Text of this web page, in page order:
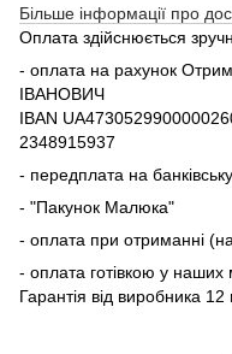
Більше інформації про
Оплата здійснюється
- оплата на рахунок
ІВАНОВИЧ
IBAN
2348915937
- передплата на
- "Пакунок Малюка"
- оплата при отриманні
- оплата готівкою у наших
Гарантія від виробника 12